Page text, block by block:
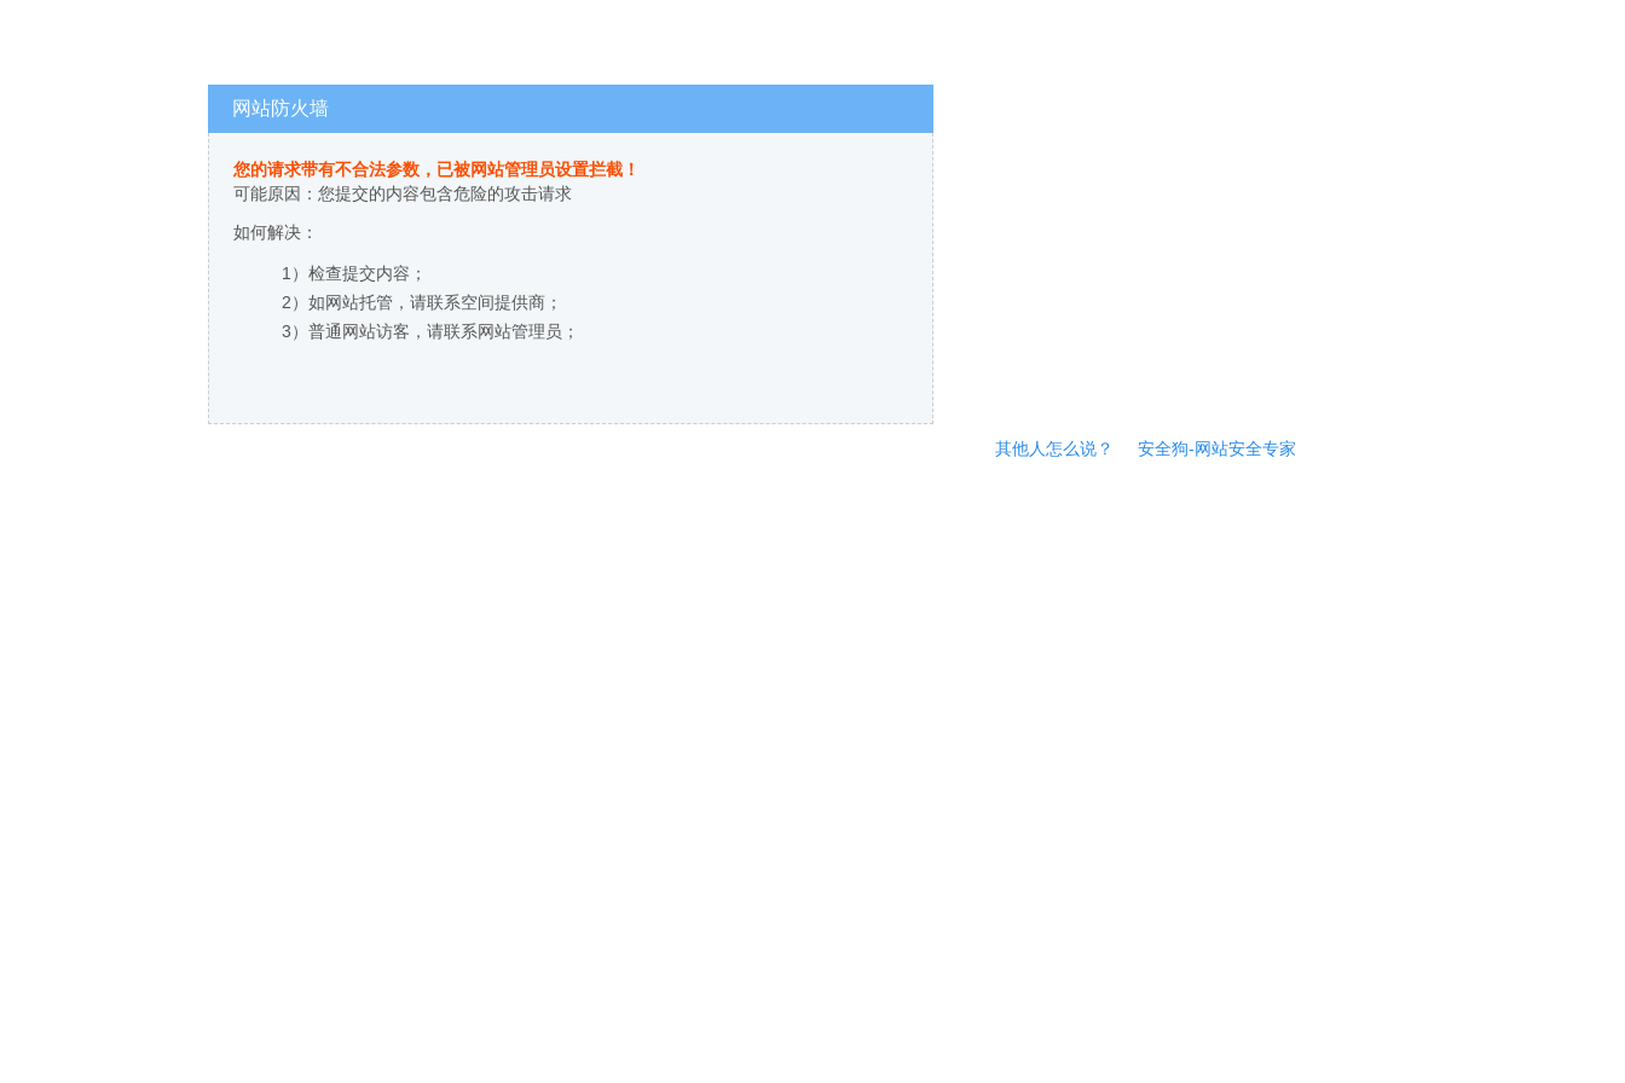
网站防火墙
您的请求带有不合法参数，已被网站管理员设置拦截！
可能原因：您提交的内容包含危险的攻击请求
如何解决：
1）检查提交内容；
2）如网站托管，请联系空间提供商；
3）普通网站访客，请联系网站管理员；
其他人怎么说？ 安全狗-网站安全专家